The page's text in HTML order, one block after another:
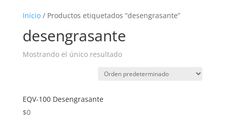
Inicio/ Productos etiquetados “desengrasante”
desengrasante
Mostrando el único resultado
EQV-100 Desengrasante
$0